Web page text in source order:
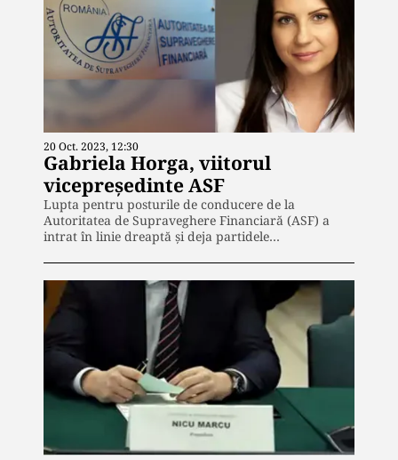
20 Oct. 2023, 12:30
Gabriela Horga, viitorul
vicepreședinte ASF
Lupta pentru posturile de conducere de la
Autoritatea de Supraveghere Financiară (ASF) a
intrat în linie dreaptă și deja partidele…